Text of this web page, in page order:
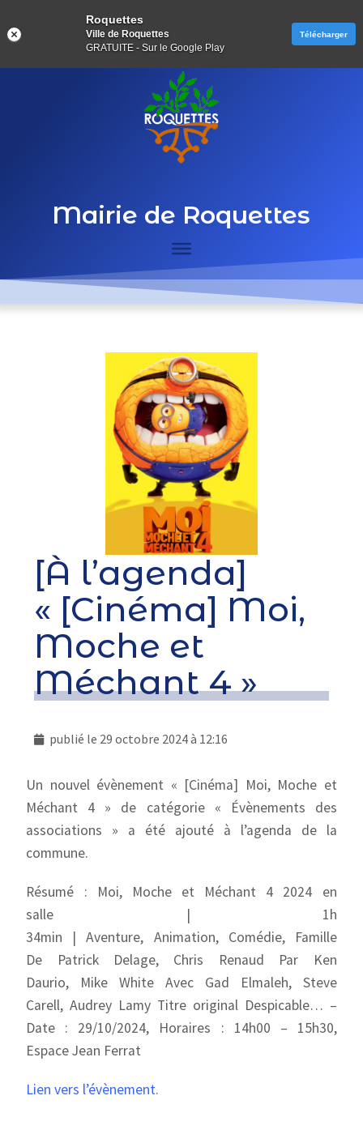
Mairie de Roquettes
[À l’agenda]
« [Cinéma] Moi,
Moche et
Méchant 4 »
publié le 29 octobre 2024 à 12:16
Un nouvel évènement « [Cinéma] Moi, Moche et
Méchant 4 » de catégorie « Évènements des
associations » a été ajouté à l’agenda de la
commune.
Résumé : Moi, Moche et Méchant 4 2024 en
salle | 1h
34min | Aventure, Animation, Comédie, Famille
De Patrick Delage, Chris Renaud Par Ken
Daurio, Mike White Avec Gad Elmaleh, Steve
Carell, Audrey Lamy Titre original Despicable… –
Date : 29/10/2024, Horaires : 14h00 – 15h30,
Espace Jean Ferrat
Lien vers l’évènement.
Roquettes
Ville de Roquettes
GRATUITE - Sur le Google Play
Télécharger